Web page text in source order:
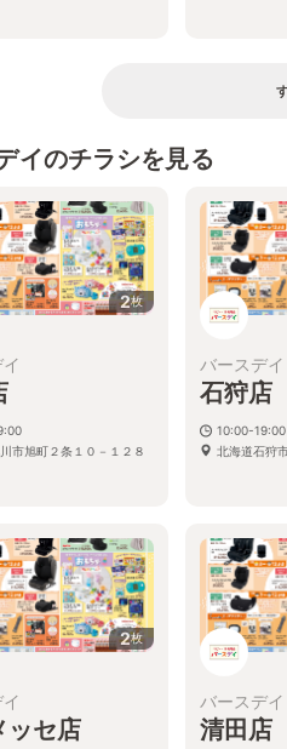
イのチラシを見る
2枚
市旭町２条１０－１２８
バースデイ
石狩店
10:00-19:00
北海道石狩
2枚
ッセ店
バースデイ
清田店